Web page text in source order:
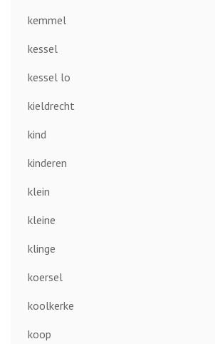
kemmel
kessel
kessel lo
kieldrecht
kind
kinderen
klein
kleine
klinge
koersel
koolkerke
koop